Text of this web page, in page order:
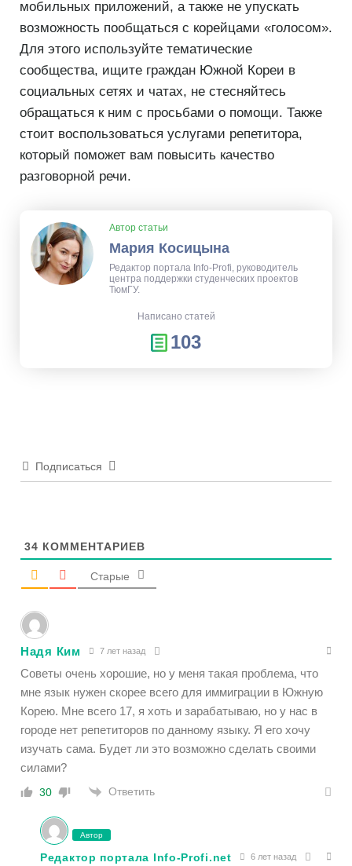
мобильных приложений, а также не упускать
возможность пообщаться с корейцами «голосом».
Для этого используйте тематические
сообщества, ищите граждан Южной Кореи в
социальных сетях и чатах, не стесняйтесь
обращаться к ним с просьбами о помощи. Также
стоит воспользоваться услугами репетитора,
который поможет вам повысить качество
разговорной речи.
Автор статьи
Мария Косицына
Редактор портала Info-Profi, руководитель
центра поддержки студенческих проектов
ТюмГУ.
Написано статей
103
Подписаться
34 КОММЕНТАРИЕВ
Старые
Надя Ким 7 лет назад
Советы очень хорошие, но у меня такая проблема, что
мне язык нужен скорее всего для иммиграции в Южную
Корею. Мне всего 17, я хоть и зарабатываю, но у нас в
городе нет репетиторов по данному языку. Я его хочу
изучать сама. Будет ли это возможно сделать своими
силами?
30 Ответить
Автор
Редактор портала Info-Profi.net 6 лет назад